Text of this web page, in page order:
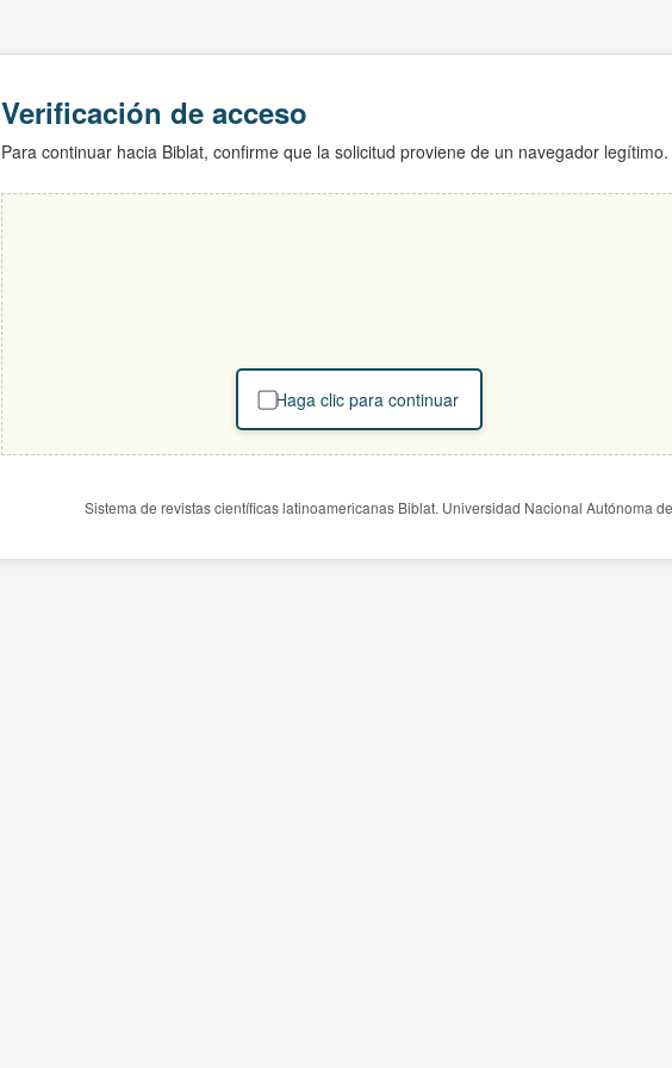
Verificación de acceso
Para continuar hacia Biblat, confirme que la solicitud proviene de un navegador legítimo.
Haga clic para continuar
Sistema de revistas científicas latinoamericanas Biblat. Universidad Nacional Autónoma